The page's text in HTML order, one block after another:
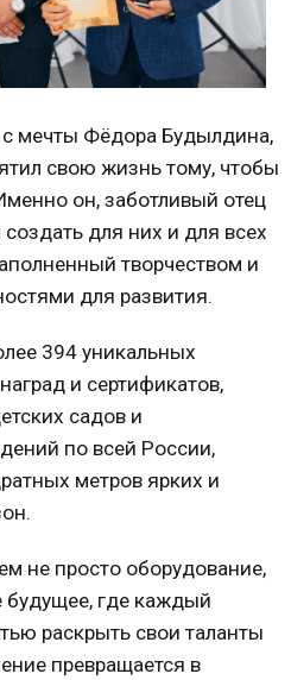
мечты Фёдора Будылдина,
свою жизнь тому, чтобы
он, заботливый отец
создать для них и для всех
творчеством и
для развития.
394 уникальных
и сертификатов,
садов и
по всей России,
метров ярких и
не просто оборудование,
где каждый
раскрыть свои таланты
превращается в